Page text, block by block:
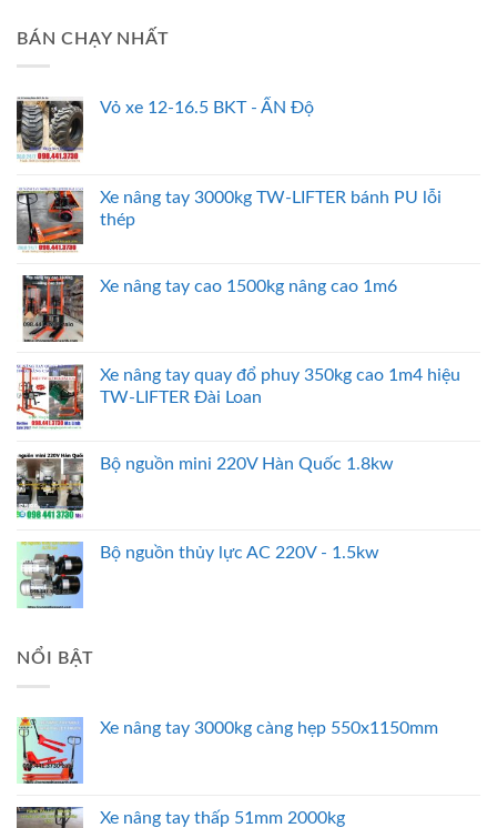
BÁN CHẠY NHẤT
Vỏ xe 12-16.5 BKT - ẤN Độ
Xe nâng tay 3000kg TW-LIFTER bánh PU lỗi
thép
Xe nâng tay cao 1500kg nâng cao 1m6
Xe nâng tay quay đổ phuy 350kg cao 1m4 hiệu
TW-LIFTER Đài Loan
Bộ nguồn mini 220V Hàn Quốc 1.8kw
Bộ nguồn thủy lực AC 220V - 1.5kw
NỔI BẬT
Xe nâng tay 3000kg càng hẹp 550x1150mm
Xe nâng tay thấp 51mm 2000kg